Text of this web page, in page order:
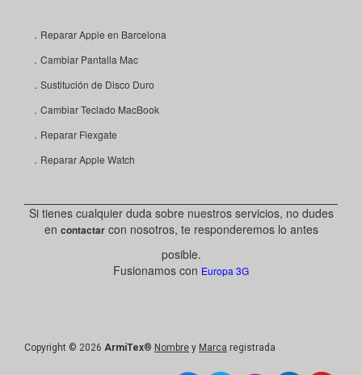
．Reparar Apple en Barcelona
．Cambiar Pantalla Mac
．Sustitución de Disco Duro
．Cambiar Teclado MacBook
．Reparar Flexgate
．Reparar Apple Watch
Si tienes cualquier duda sobre nuestros servicios, no dudes
en contactarcon nosotros, te responderemos lo antes
posible.
Fusionamos con Europa 3G
Copyright © 2026 ArmiTex® Nombre y Marca registrada